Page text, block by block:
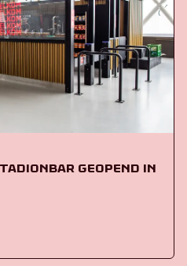
geopend in